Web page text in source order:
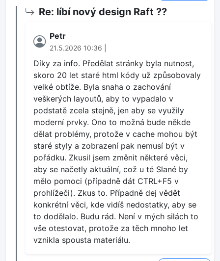
Re: líbí nový design Raft ??
Petr
21.5.2026 10:36 |
Díky za info. Předělat stránky byla nutnost,
skoro 20 let staré html kódy už způsobovaly
velké obtíže. Byla snaha o zachování
veškerých layoutů, aby to vypadalo v
podstatě zcela stejně, jen aby se využily
moderní prvky. Ono to možná bude někde
dělat problémy, protože v cache mohou být
staré styly a zobrazení pak nemusí být v
pořádku. Zkusil jsem změnit některé věci,
aby se načetly aktuální, což u té Slané by
mělo pomoci (případně dát CTRL+F5 v
prohlížeči). Zkus to. Případně dej vědět
konkrétní věci, kde vidíš nedostatky, aby se
to dodělalo. Budu rád. Není v mých silách to
vše otestovat, protože za těch mnoho let
vznikla spousta materiálu.